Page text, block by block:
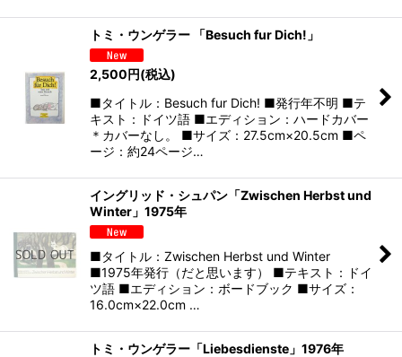
トミ・ウンゲラー 「Besuch fur Dich!」
2,500円(税込)
■タイトル：Besuch fur Dich! ■発行年不明 ■テ
キスト：ドイツ語 ■エディション：ハードカバー
＊カバーなし。 ■サイズ：27.5cm×20.5cm ■ペ
ージ：約24ページ…
イングリッド・シュパン「Zwischen Herbst und
Winter」1975年
■タイトル：Zwischen Herbst und Winter
■1975年発行（だと思います） ■テキスト：ドイ
ツ語 ■エディション：ボードブック ■サイズ：
16.0cm×22.0cm …
トミ・ウンゲラー「Liebesdienste」1976年